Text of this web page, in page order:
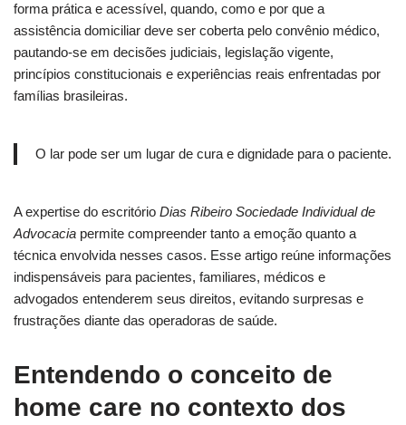
forma prática e acessível, quando, como e por que a
assistência domiciliar deve ser coberta pelo convênio médico,
pautando-se em decisões judiciais, legislação vigente,
princípios constitucionais e experiências reais enfrentadas por
famílias brasileiras.
O lar pode ser um lugar de cura e dignidade para o paciente.
A expertise do escritório Dias Ribeiro Sociedade Individual de
Advocacia permite compreender tanto a emoção quanto a
técnica envolvida nesses casos. Esse artigo reúne informações
indispensáveis para pacientes, familiares, médicos e
advogados entenderem seus direitos, evitando surpresas e
frustrações diante das operadoras de saúde.
Entendendo o conceito de
home care no contexto dos